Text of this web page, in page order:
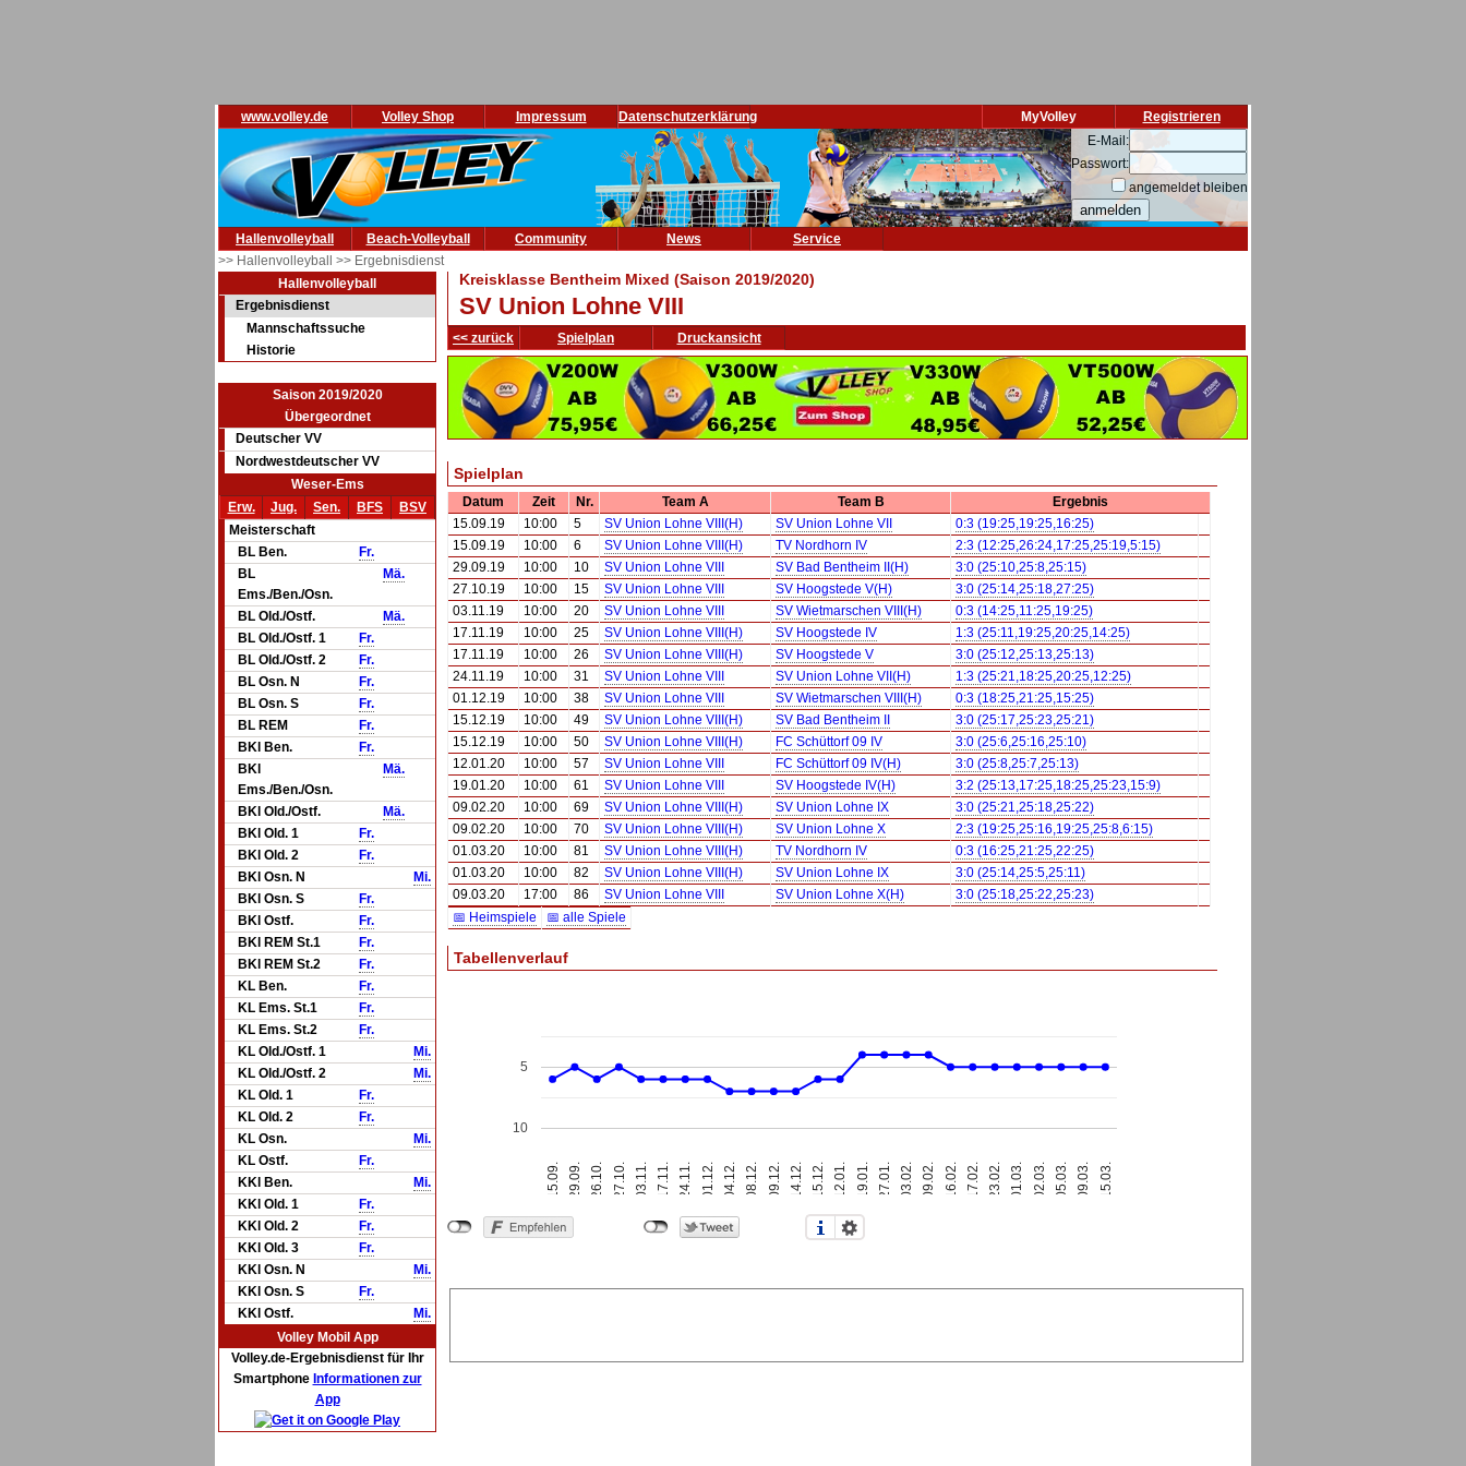
www.volley.de Volley Shop Impressum Datenschutzerklärung Registrieren
MyVolley
E-Mail:
Passwort:
angemeldet bleiben
Hallenvolleyball Beach-Volleyball Community News
Service
>> Hallenvolleyball >> Ergebnisdienst
Hallenvolleyball
Ergebnisdienst
Mannschaftssuche
Historie
Saison 2019/2020
Übergeordnet
Deutscher VV
Nordwestdeutscher VV
Weser-Ems
Erw.
Jug. Sen. BFS
BSV
Meisterschaft
BL Ben.
Fr.
BL
Ems./Ben./Osn.
Mä.
BL Old./Ostf.
Mä.
BL Old./Ostf. 1
Fr.
BL Old./Ostf. 2
Fr.
BL Osn. N
Fr.
BL Osn. S
Fr.
BL REM
Fr.
BKl Ben.
Fr.
BKl
Ems./Ben./Osn.
Mä.
BKl Old./Ostf.
Mä.
BKl Old. 1
Fr.
BKl Old. 2
Fr.
BKl Osn. N
Mi.
BKl Osn. S
Fr.
BKl Ostf.
Fr.
BKl REM St.1
Fr.
BKl REM St.2
Fr.
KL Ben.
Fr.
KL Ems. St.1
Fr.
KL Ems. St.2
Fr.
KL Old./Ostf. 1
Mi.
KL Old./Ostf. 2
Mi.
KL Old. 1
Fr.
KL Old. 2
Fr.
KL Osn.
Mi.
KL Ostf.
Fr.
KKl Ben.
Mi.
KKl Old. 1
Fr.
KKl Old. 2
Fr.
KKl Old. 3
Fr.
KKl Osn. N
Mi.
KKl Osn. S
Fr.
KKl Ostf.
Mi.
Volley Mobil App
Volley.de-Ergebnisdienst für Ihr
Smartphone Informationen zur
App
Kreisklasse Bentheim Mixed (Saison 2019/2020)
SV Union Lohne VIII
<< zurück Spielplan Druckansicht
Spielplan
Datum Zeit Nr. Team A Team B
Ergebnis
15.09.19
10:00 5 SV Union Lohne VIII(H) SV Union Lohne VII
0:3 (19:25,19:25,16:25)
15.09.19
10:00 6 SV Union Lohne VIII(H) TV Nordhorn IV
2:3 (12:25,26:24,17:25,25:19,5:15)
29.09.19
10:00 10 SV Union Lohne VIII SV Bad Bentheim II(H)
3:0 (25:10,25:8,25:15)
27.10.19
10:00 15 SV Union Lohne VIII SV Hoogstede V(H)
3:0 (25:14,25:18,27:25)
03.11.19
10:00 20 SV Union Lohne VIII SV Wietmarschen VIII(H)
0:3 (14:25,11:25,19:25)
17.11.19
10:00 25 SV Union Lohne VIII(H) SV Hoogstede IV
1:3 (25:11,19:25,20:25,14:25)
17.11.19
10:00 26 SV Union Lohne VIII(H) SV Hoogstede V
3:0 (25:12,25:13,25:13)
24.11.19
10:00 31 SV Union Lohne VIII SV Union Lohne VII(H)
1:3 (25:21,18:25,20:25,12:25)
01.12.19
10:00 38 SV Union Lohne VIII SV Wietmarschen VIII(H)
0:3 (18:25,21:25,15:25)
15.12.19
10:00 49 SV Union Lohne VIII(H) SV Bad Bentheim II
3:0 (25:17,25:23,25:21)
15.12.19
10:00 50 SV Union Lohne VIII(H) FC Schüttorf 09 IV
3:0 (25:6,25:16,25:10)
12.01.20
10:00 57 SV Union Lohne VIII FC Schüttorf 09 IV(H)
3:0 (25:8,25:7,25:13)
19.01.20
10:00 61 SV Union Lohne VIII SV Hoogstede IV(H)
3:2 (25:13,17:25,18:25,25:23,15:9)
09.02.20
10:00 69 SV Union Lohne VIII(H) SV Union Lohne IX
3:0 (25:21,25:18,25:22)
09.02.20
10:00 70 SV Union Lohne VIII(H) SV Union Lohne X
2:3 (19:25,25:16,19:25,25:8,6:15)
01.03.20
10:00 81 SV Union Lohne VIII(H) TV Nordhorn IV
0:3 (16:25,21:25,22:25)
01.03.20
10:00 82 SV Union Lohne VIII(H) SV Union Lohne IX
3:0 (25:14,25:5,25:11)
09.03.20
17:00 86 SV Union Lohne VIII SV Union Lohne X(H)
3:0 (25:18,25:22,25:23)
📅 Heimspiele
📅 alle Spiele
Tabellenverlauf
15.09. 29.09. 26.10. 27.10. 03.11. 17.11. 24.11. 01.12. 04.12. 08.12. 09.12. 14.12. 15.12. 12.01. 19.01. 27.01. 03.02. 09.02. 16.02. 17.02. 23.02. 01.03. 02.03. 05.03. 09.03. 15.03.
5
10